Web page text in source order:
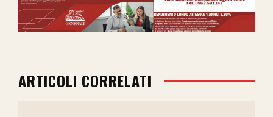
ARTICOLI CORRELATI